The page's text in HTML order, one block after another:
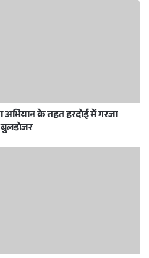
अभियान के तहत हरदोई में गरजा
बुलडोजर